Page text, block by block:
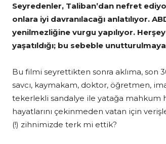
Seyredenler, Taliban’dan nefret
onlara iyi davranılacağı anlatılıyor.
yenilmezliğine vurgu yapılıyor.
yaşatıldığı; bu sebeble
Bu filmi seyrettikten sonra aklıma, son
savcı, kaymakam, doktor, öğretmen,
tekerlekli sandalye ile yatağa mahkum
hayatlarını çekinmeden vatan için
(!) zihnimizde terk mi ettik?